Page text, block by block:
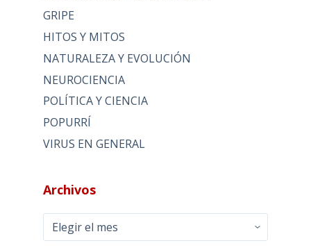
GRIPE
HITOS Y MITOS
NATURALEZA Y EVOLUCIÓN
NEUROCIENCIA
POLÍTICA Y CIENCIA
POPURRÍ
VIRUS EN GENERAL
Archivos
Archivos